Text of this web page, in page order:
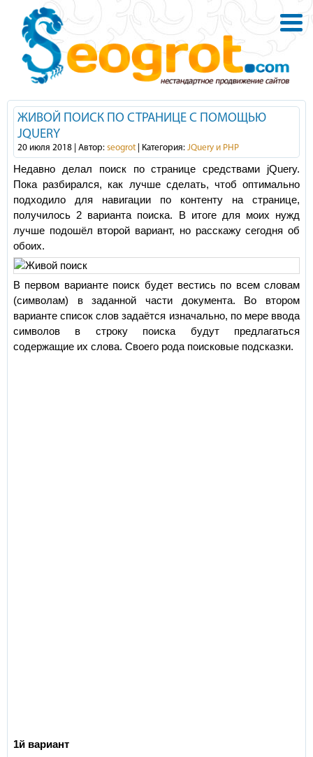
ЖИВОЙ ПОИСК ПО СТРАНИЦЕ С ПОМОЩЬЮ
JQUERY
20 июля 2018 | Автор: seogrot | Категория: JQuery и PHP
Недавно делал поиск по странице средствами jQuery.
Пока разбирался, как лучше сделать, чтоб оптимально
подходило для навигации по контенту на странице,
получилось 2 варианта поиска. В итоге для моих нужд
лучше подошёл второй вариант, но расскажу сегодня об
обоих.
В первом варианте поиск будет вестись по всем словам
(символам) в заданной части документа. Во втором
варианте список слов задаётся изначально, по мере ввода
символов в строку поиска будут предлагаться
содержащие их слова. Своего рода поисковые подсказки.
1й вариант